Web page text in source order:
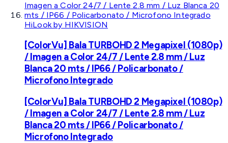
HiLook by HIKVISION
[ColorVu] Bala TURBOHD 2 Megapixel (1080p)
/ Imagen a Color 24/7 / Lente 2.8 mm / Luz
Blanca 20 mts / IP66 / Policarbonato /
Microfono Integrado
[ColorVu] Bala TURBOHD 2 Megapixel (1080p)
/ Imagen a Color 24/7 / Lente 2.8 mm / Luz
Blanca 20 mts / IP66 / Policarbonato /
Microfono Integrado